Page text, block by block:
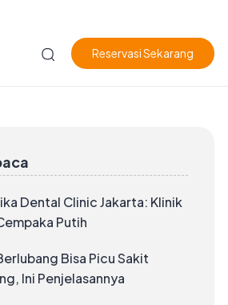
Reservasi Sekarang
Dental Clinic Jakarta: Klinik
Putih
Bisa Picu Sakit
Ini Penjelasannya